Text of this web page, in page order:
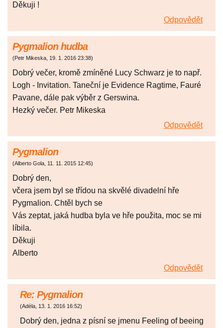
Děkuji !
Odpovědět
Pygmalion hudba
(Petr Mikeska, 19. 1. 2016 23:38)
Dobrý večer, kromě zmíněné Lucy Schwarz je to např.
Logh - Invitation. Taneční je Evidence Ragtime, Fauré
Pavane, dále pak výběr z Gerswina.
Hezký večer. Petr Mikeska
Odpovědět
Pygmalion
(Alberto Gola, 11. 11. 2015 12:45)
Dobrý den,
včera jsem byl se třídou na skvělé divadelní hře
Pygmalion. Chtěl bych se
Vás zeptat, jaká hudba byla ve hře použita, moc se mi
líbila.
Děkuji
Alberto
Odpovědět
Re: Pygmalion
(Adéla, 13. 1. 2016 16:52)
Dobrý den, jedna z písní se jmenu Feeling of beeing